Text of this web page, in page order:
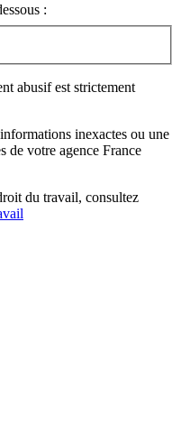
:
abusif est strictement
informations inexactes ou une
de votre agence France
du travail, consultez